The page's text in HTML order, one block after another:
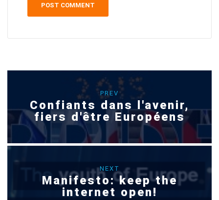
PREV
Confiants dans l'avenir,
fiers d'être Européens
NEXT
Manifesto: keep the
internet open!